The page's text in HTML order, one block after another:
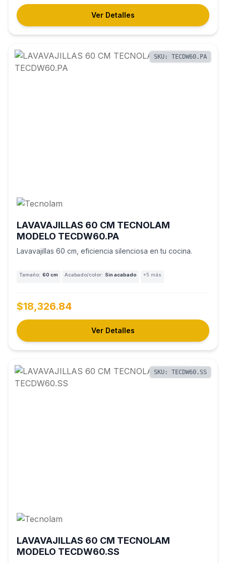
Ver Detalles
SKU: TECDW60.PA
LAVAVAJILLAS 60 CM TECNOLAM
MODELO TECDW60.PA
Lavavajillas 60 cm, eficiencia silenciosa en tu cocina.
Tamaño: 60 cm Acabado/color: Sin acabado +5 más
$18,326.84
Ver Detalles
SKU: TECDW60.SS
LAVAVAJILLAS 60 CM TECNOLAM
MODELO TECDW60.SS